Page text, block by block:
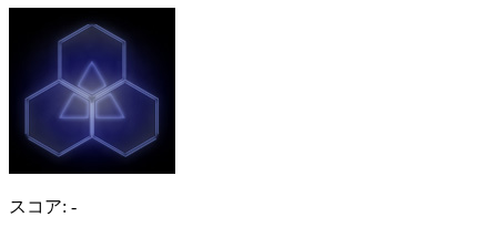
スコア: -